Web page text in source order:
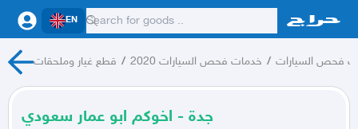
EN
قطع غيار وملحقات / خدمات فحص السيارات 2020 / فحص السيارات
جدة - اخوكم ابو عمار سعودي